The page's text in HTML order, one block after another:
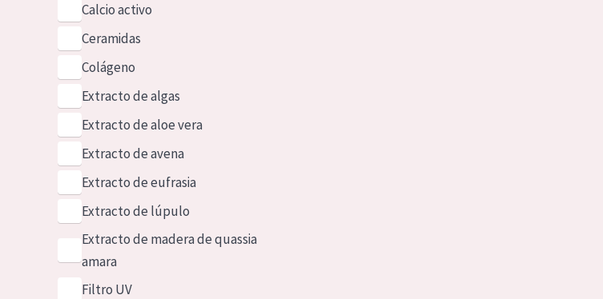
Calcio activo
Ceramidas
Colágeno
Extracto de algas
Extracto de aloe vera
Extracto de avena
Extracto de eufrasia
Extracto de lúpulo
Extracto de madera de quassia
amara
Filtro UV